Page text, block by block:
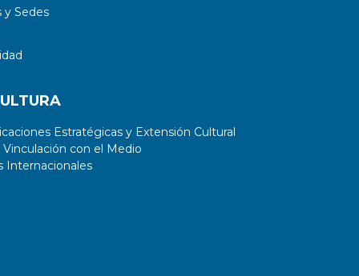
Sedes
Estratégicas y Extensión Cultural
con el Medio
Internacionales